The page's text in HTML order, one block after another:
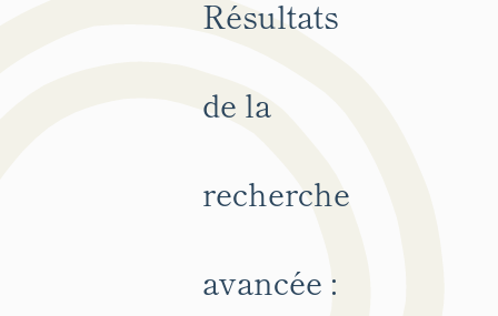
Résultats
de la
recherche
avancée :